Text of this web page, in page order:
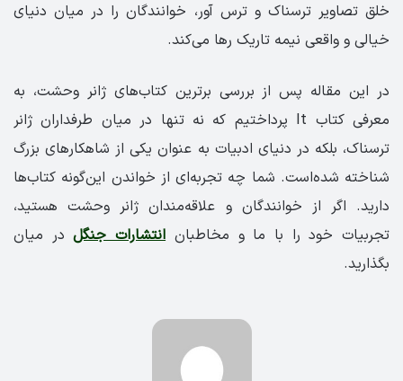
خلق تصاویر ترسناک و ترس آور، خوانندگان را در میان دنیای
خیالی و واقعی نیمه تاریک رها می‌کند.
در این مقاله پس از بررسی برترین کتاب‌های ژانر وحشت، به
معرفی کتاب It پرداختیم که نه تنها در میان طرفداران ژانر
ترسناک، بلکه در دنیای ادبیات به عنوان یکی از شاهکارهای بزرگ
شناخته شده‌است. شما چه تجربه‌ای از خواندن این‌گونه کتاب‌ها
دارید. اگر از خوانندگان و علاقه‌مندان ژانر وحشت هستید،
تجربیات خود را با ما و مخاطبانانتشارات جنگلدر میان
بگذارید.